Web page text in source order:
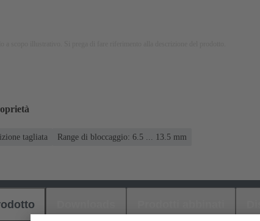
tagliata Range di bloccaggio: 6.5 ... 13.5 mm